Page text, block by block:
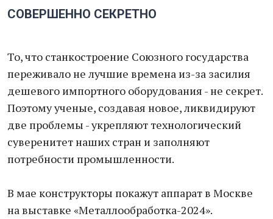
СОВЕРШЕННО СЕКРЕТНО
То, что станкостроение Союзного государства
переживало не лучшие времена из-за засилия
дешевого импортного оборудования - не секрет.
Поэтому ученые, создавая новое, ликвидируют
две проблемы - укрепляют технологический
суверенитет наших стран и заполняют
потребности промышленности.
В мае конструкторы покажут аппарат в Москве
на выставке «Металлообработка-2024».